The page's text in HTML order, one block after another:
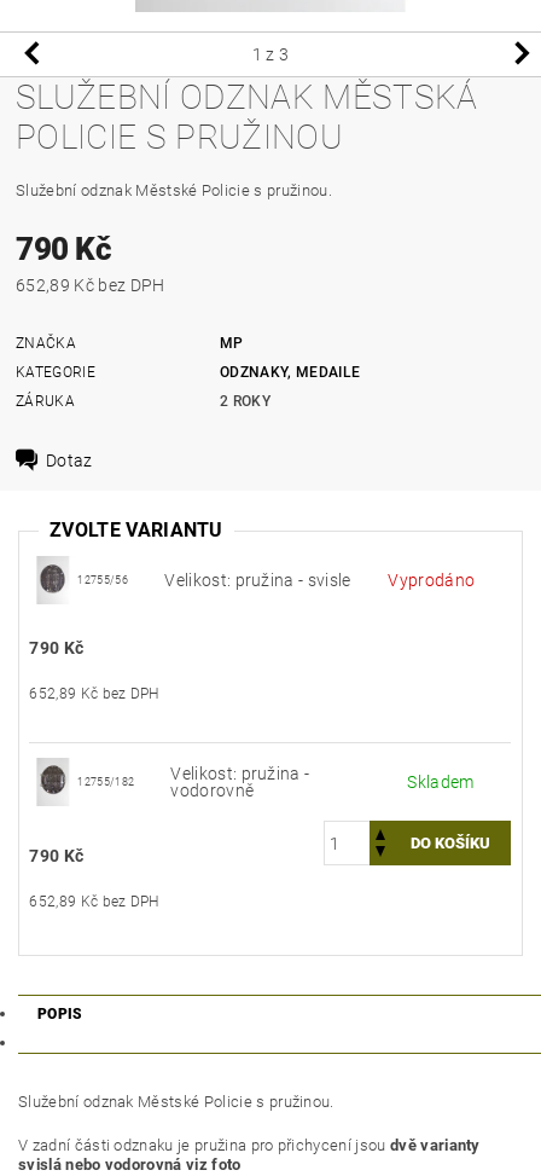
1 z 3
SLUŽEBNÍ ODZNAK MĚSTSKÁ
POLICIE S PRUŽINOU
Služební odznak Městské Policie s pružinou.
790 Kč
652,89 Kč bez DPH
ZNAČKA
MP
KATEGORIE
ODZNAKY, MEDAILE
ZÁRUKA
2 ROKY
Dotaz
ZVOLTE VARIANTU
12755/56 Velikost: pružina - svisle Vyprodáno
790 Kč
652,89 Kč bez DPH
12755/182
Velikost: pružina -
vodorovně
Skladem
790 Kč
652,89 Kč bez DPH
POPIS
Služební odznak Městské Policie s pružinou.
V zadní části odznaku je pružina pro přichycení jsou dvě varianty
svislá nebo vodorovná viz foto